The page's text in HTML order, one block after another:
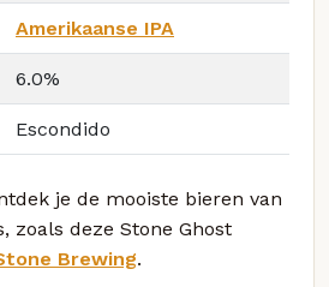
Amerikaanse IPA
6.0%
Escondido
je de mooiste bieren van
zoals deze Stone Ghost
Brewing.